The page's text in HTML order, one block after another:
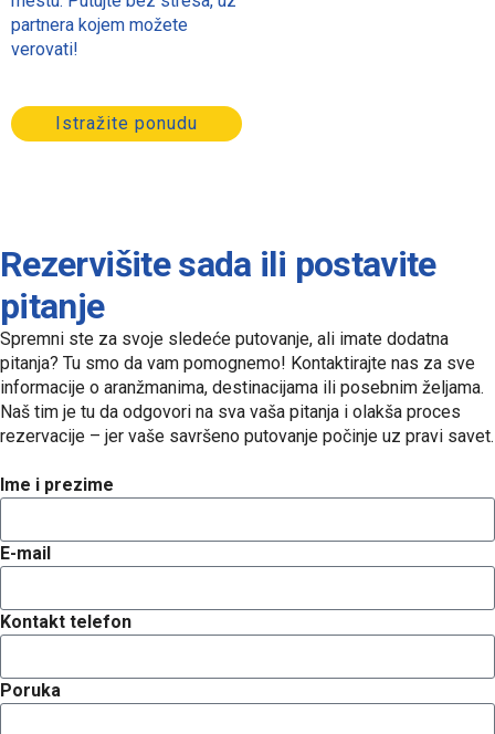
partnera kojem možete
verovati!
Istražite ponudu
Rezervišite sada ili postavite
pitanje
Spremni ste za svoje sledeće putovanje, ali imate dodatna
pitanja? Tu smo da vam pomognemo! Kontaktirajte nas za sve
informacije o aranžmanima, destinacijama ili posebnim željama.
Naš tim je tu da odgovori na sva vaša pitanja i olakša proces
rezervacije – jer vaše savršeno putovanje počinje uz pravi savet.
Ime i prezime
E-mail
Kontakt telefon
Poruka